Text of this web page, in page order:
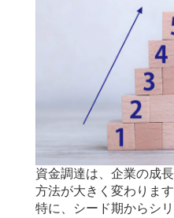
資金調達は、企業の成
方法が大きく変わります
特に、シード期からシ